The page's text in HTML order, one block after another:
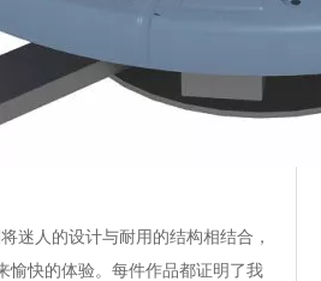
迷人的设计与耐用的结构相结合，
愉快的体验。每件作品都证明了我